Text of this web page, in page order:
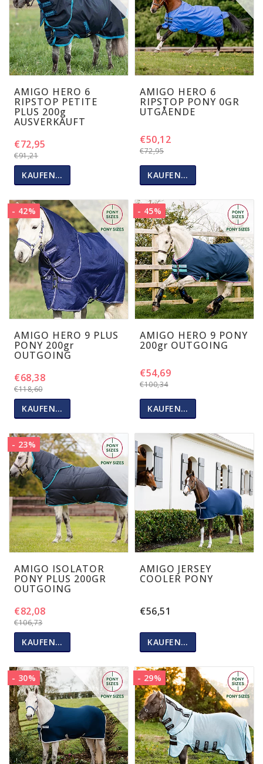
AMIGO HERO 6
RIPSTOP PETITE
PLUS 200g
AUSVERKAUFT
€91,21
€72,95
KAUFEN…
AMIGO HERO 6
RIPSTOP PONY 0GR
UTGÅENDE
€72,95
€50,12
KAUFEN…
- 42%
AMIGO HERO 9 PLUS
PONY 200gr
OUTGOING
€118,60
€68,38
KAUFEN…
- 45%
AMIGO HERO 9 PONY
200gr OUTGOING
€100,34
€54,69
KAUFEN…
- 23%
AMIGO ISOLATOR
PONY PLUS 200GR
OUTGOING
€106,73
€82,08
KAUFEN…
AMIGO JERSEY
COOLER PONY
€56,51
KAUFEN…
- 30% - 29%